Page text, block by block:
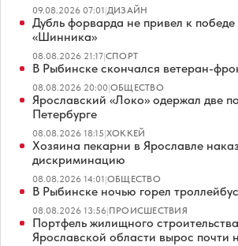
09.08.2026 07:01|ДИЗАЙН
Дубль форварда не привел к победе
«Шинника»
08.08.2026 21:17|СПОРТ
В Рыбинске скончался ветеран-
08.08.2026 20:00|ОБЩЕСТВО
Ярославский «Локо» одержал две
Петербурге
08.08.2026 18:15|ХОККЕЙ
Хозяина пекарни в Ярославле
дискриминацию
08.08.2026 14:01|ОБЩЕСТВО
В Рыбинске ночью горел троллейбус
08.08.2026 13:56|ПРОИСШЕСТВИЯ
Портфель жилищного
Ярославской области вырос почти